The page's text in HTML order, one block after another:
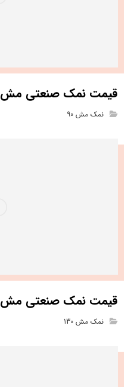
قیمت نمک صنعتی مش 90 بیوتی سالت
نمک مش 90
قیمت نمک صنعتی مش 130 بیوتی سالت
نمک مش 130